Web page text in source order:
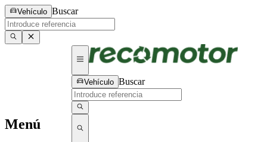
Vehículo Buscar
Vehículo Buscar
Menú